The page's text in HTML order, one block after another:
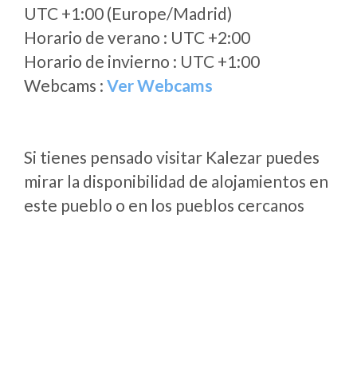
UTC +1:00 (Europe/Madrid)
Horario de verano : UTC +2:00
Horario de invierno : UTC +1:00
Webcams : Ver Webcams
Si tienes pensado visitar Kalezar puedes
mirar la disponibilidad de alojamientos en
este pueblo o en los pueblos cercanos